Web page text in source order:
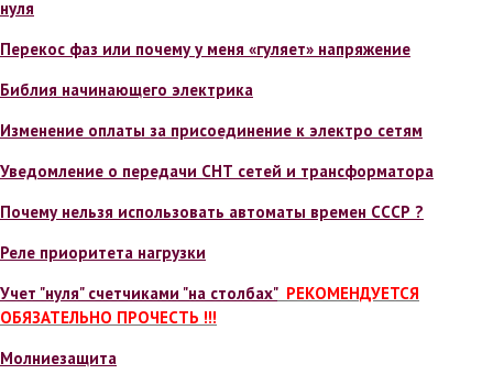
нуля
Перекос фаз или почему у меня «гуляет» напряжение
Библия начинающего электрика
Изменение оплаты за присоединение к электро сетям
Уведомление о передачи СНТ сетей и трансформатора
Почему нельзя использовать автоматы времен СССР ?
Реле приоритета нагрузки
Учет "нуля" счетчиками "на столбах" РЕКОМЕНДУЕТСЯ
ОБЯЗАТЕЛЬНО ПРОЧЕСТЬ !!!
Молниезащита